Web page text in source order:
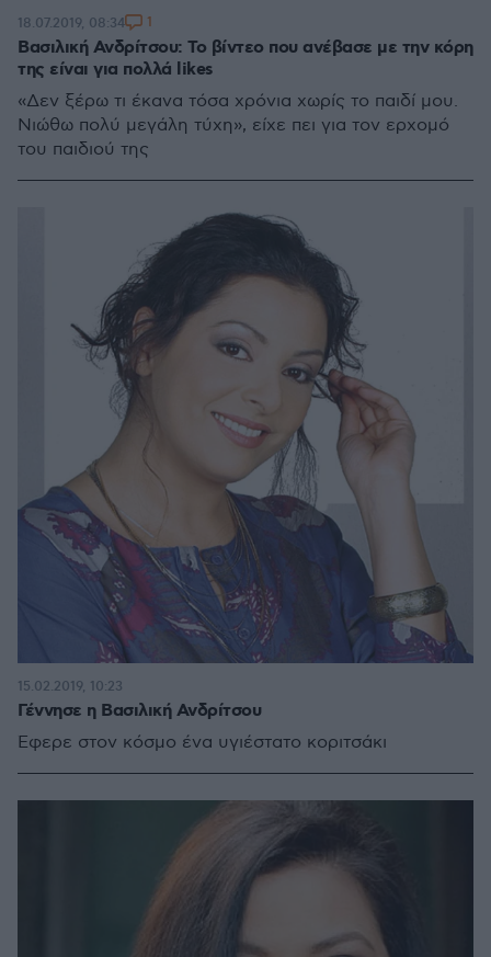
Βασιλική Ανδρίτσου: Το βίντεο που ανέβασε με την κόρη
της είναι για πολλά likes
«Δεν ξέρω τι έκανα τόσα χρόνια χωρίς το παιδί μου.
Νιώθω πολύ μεγάλη τύχη», είχε πει για τον ερχομό
του παιδιού της
18.07.2019, 08:34 1
Γέννησε η Βασιλική Ανδρίτσου
Έφερε στον κόσμο ένα υγιέστατο κοριτσάκι
15.02.2019, 10:23